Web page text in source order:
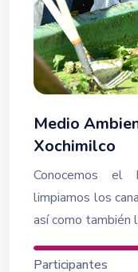
Medio
Xochimilco
Conocemos
limpiamos los
así como también
Participantes